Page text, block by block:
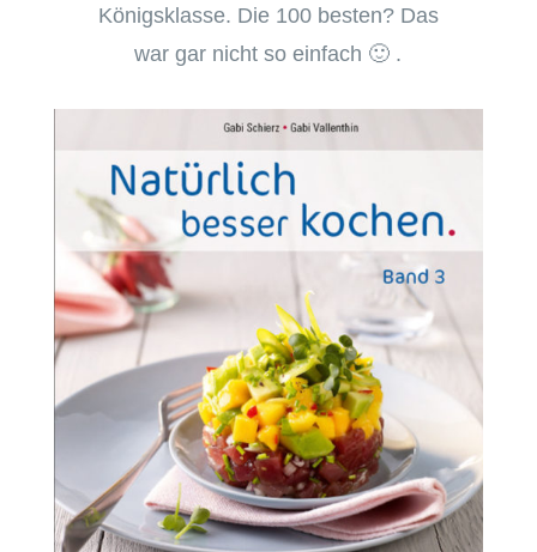
Königsklasse. Die 100 besten? Das
war gar nicht so einfach 🙂 .